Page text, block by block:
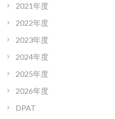
2021年度
2022年度
2023年度
2024年度
2025年度
2026年度
DPAT